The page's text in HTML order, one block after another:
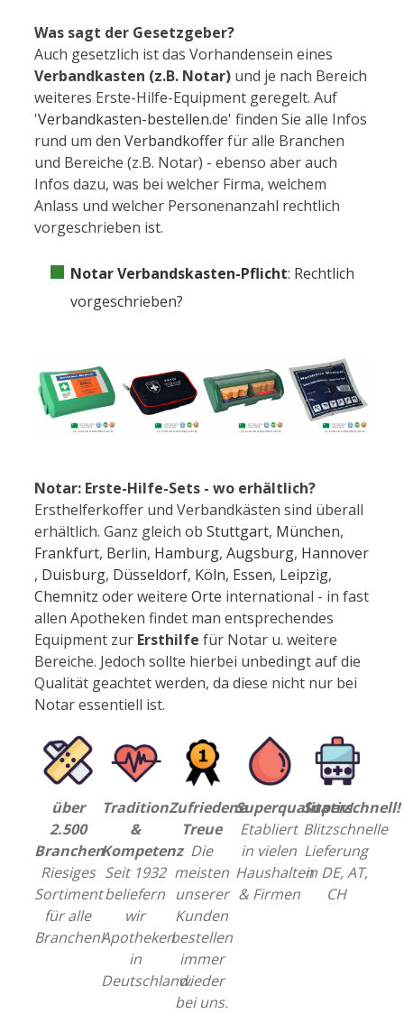
Was sagt der Gesetzgeber?
Auch gesetzlich ist das Vorhandensein eines
Verbandkasten (z.B. Notar) und je nach Bereich
weiteres Erste-Hilfe-Equipment geregelt. Auf
'Verbandkasten-bestellen.de' finden Sie alle Infos
rund um den Verbandkofferfür alle Branchen
und Bereiche (z.B. Notar) - ebenso aber auch
Infos dazu, was bei welcher Firma, welchem
Anlass und welcher Personenanzahl rechtlich
vorgeschrieben ist.
Notar Verbandskasten-Pflicht: Rechtlich
vorgeschrieben?
Notar: Erste-Hilfe-Sets - wo erhältlich?
Ersthelferkoffer und Verbandkästen sind überall
erhältlich. Ganz gleich ob Stuttgart, München,
Frankfurt, Berlin, Hamburg, Augsburg, Hannover
, Duisburg, Düsseldorf, Köln, Essen, Leipzig,
Chemnitz oder weitere Orte international - in fast
allen Apotheken findet man entsprechendes
Equipment zur Ersthilfe für Notar u. weitere
Bereiche. Jedoch sollte hierbei unbedingt auf die
Qualität geachtet werden, da diese nicht nur bei
Notar essentiell ist.
über
2.500
Branchen
Riesiges
Sortiment
für alle
Branchen!
Tradition
&
Kompetenz
Seit 1932
beliefern
wir
Apotheken
in
Deutschland.
Zufriedene
Treue
Die
meisten
unserer
Kunden
bestellen
immer
wieder
bei uns.
Superqualitativ!
Etabliert
in vielen
Haushalten
& Firmen
Superschnell!
Blitzschnelle
Lieferung
in DE, AT,
CH